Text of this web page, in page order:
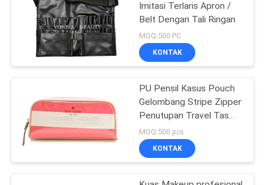
TENTANG
KAMI
TUR
PABRIK
KONTROL
KUALITAS
Kuas Makeup
Berkualitas Tinggi
142
Imitasi Terlaris Apron /
Belt Dengan Tali Ringan
MOQ:500 PC
KONTAK
PU Pensil Kasus Pouch
Gelombang Stripe Zipper
Penutupan Travel Tas
Kosmetik Makeup Lucu
Pena Alat Tulis
MOQ:500 pcs
KONTAK